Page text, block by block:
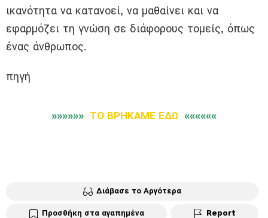
ικανότητα να κατανοεί, να μαθαίνει και να
εφαρμόζει τη γνώση σε διάφορους τομείς, όπως
ένας άνθρωπος.
πηγή
»»»»»» ΤΟ ΒΡΗΚΑΜΕ ΕΔΩ ««««««
Διάβασε το Αργότερα
Προσθήκη στα αγαπημένα Report